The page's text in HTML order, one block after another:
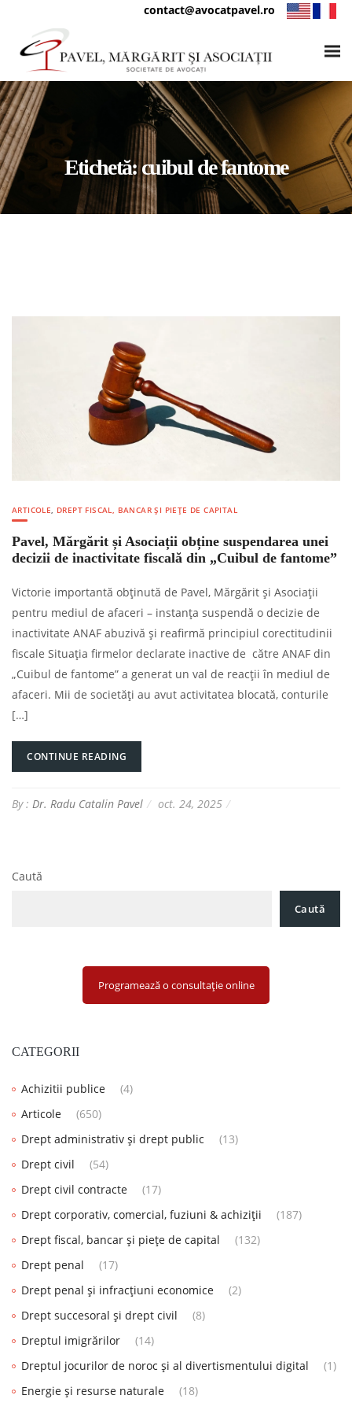
contact@avocatpavel.ro
Etichetă:cuibul de fantome
ARTICOLE, DREPT FISCAL, BANCAR ȘI PIEȚE DE CAPITAL
Pavel, Mărgărit și Asociații obține suspendarea unei
decizii de inactivitate fiscală din „Cuibul de fantome”
Victorie importantă obținută de Pavel, Mărgărit și Asociații
pentru mediul de afaceri – instanța suspendă o decizie de
inactivitate ANAF abuzivă și reafirmă principiul corectitudinii
fiscale Situația firmelor declarate inactive de către ANAF din
„Cuibul de fantome” a generat un val de reacții în mediul de
afaceri. Mii de societăți au avut activitatea blocată, conturile
[…]
CONTINUE READING
By : Dr. Radu Catalin Pavel oct. 24, 2025
Caută
Caută
Programează o consultație online
CATEGORII
Achizitii publice
(4)
Articole
(650)
Drept administrativ și drept public
(13)
Drept civil
(54)
Drept civil contracte
(17)
Drept corporativ, comercial, fuziuni & achiziții
(187)
Drept fiscal, bancar și piețe de capital
(132)
Drept penal
(17)
Drept penal și infracțiuni economice
(2)
Drept succesoral și drept civil
(8)
Dreptul imigrărilor
(14)
Dreptul jocurilor de noroc și al divertismentului digital
(1)
Energie și resurse naturale
(18)